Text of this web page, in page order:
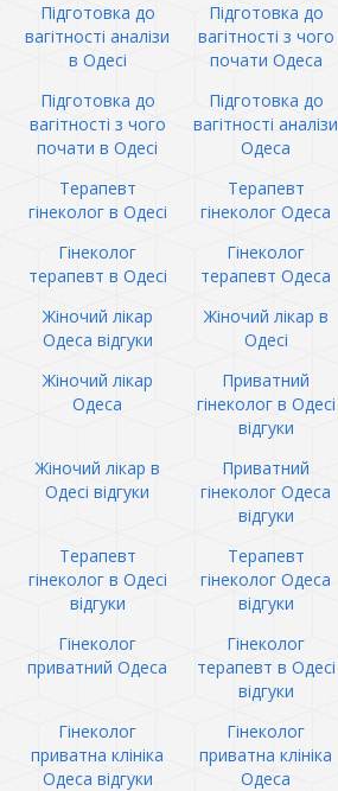
Підготовка до
вагітності аналізи
в Одесі
Підготовка до
вагітності з чого
почати Одеса
Підготовка до
вагітності з чого
почати в Одесі
Підготовка до
вагітності аналізи
Одеса
Терапевт
гінеколог в Одесі
Терапевт
гінеколог Одеса
Гінеколог
терапевт в Одесі
Гінеколог
терапевт Одеса
Жіночий лікар
Одеса відгуки
Жіночий лікар в
Одесі
Жіночий лікар
Одеса
Приватний
гінеколог в Одесі
відгуки
Жіночий лікар в
Одесі відгуки
Приватний
гінеколог Одеса
відгуки
Терапевт
гінеколог в Одесі
відгуки
Терапевт
гінеколог Одеса
відгуки
Гінеколог
приватний Одеса
Гінеколог
терапевт в Одесі
відгуки
Гінеколог
приватна клініка
Одеса відгуки
Гінеколог
приватна клініка
Одеса